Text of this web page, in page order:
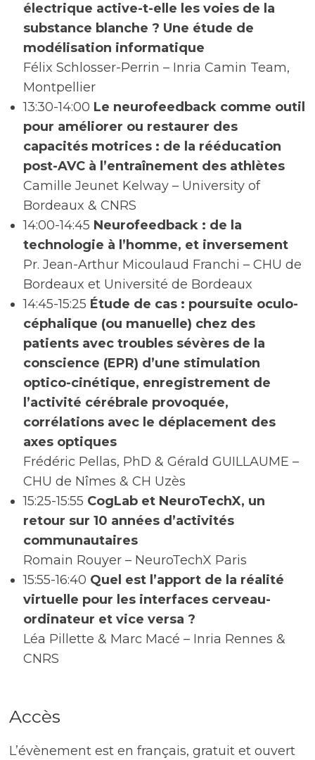
électrique active-t-elle les voies de la
substance blanche ? Une étude de
modélisation informatique
Félix Schlosser-Perrin – Inria Camin Team,
Montpellier
13:30-14:00 Le neurofeedback comme outil
pour améliorer ou restaurer des
capacités motrices : de la rééducation
post-AVC à l’entraînement des athlètes
Camille Jeunet Kelway – University of
Bordeaux & CNRS
14:00-14:45 Neurofeedback : de la
technologie à l’homme, et inversement
Pr. Jean-Arthur Micoulaud Franchi – CHU de
Bordeaux et Université de Bordeaux
14:45-15:25 Étude de cas : poursuite oculo-
céphalique (ou manuelle) chez des
patients avec troubles sévères de la
conscience (EPR) d’une stimulation
optico-cinétique, enregistrement de
l’activité cérébrale provoquée,
corrélations avec le déplacement des
axes optiques
Frédéric Pellas, PhD & Gérald GUILLAUME –
CHU de Nîmes & CH Uzès
15:25-15:55 CogLab et NeuroTechX, un
retour sur 10 années d’activités
communautaires
Romain Rouyer – NeuroTechX Paris
15:55-16:40 Quel est l’apport de la réalité
virtuelle pour les interfaces cerveau-
ordinateur et vice versa ?
Léa Pillette & Marc Macé – Inria Rennes &
CNRS
Accès
L’évènement est en français, gratuit et ouvert